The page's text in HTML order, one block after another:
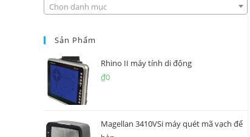
Chọn danh mục
Sản Phẩm
Rhino II máy tính di động
₫0
Magellan 3410VSi máy quét mã vạch để